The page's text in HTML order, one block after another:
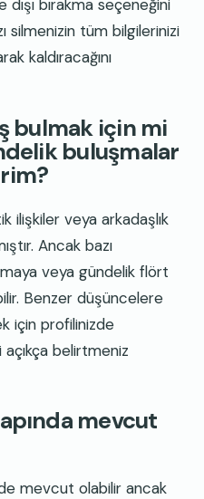
dışı bırakma seçeneğini
silmenizin tüm bilgilerinizi
kaldıracağını
bulmak için mi
buluşmalar
ilişkiler veya arkadaşlık
Ancak bazı
veya gündelik flört
Benzer düşüncelere
için profilinizde
belirtmeniz
mevcut
mevcut olabilir ancak